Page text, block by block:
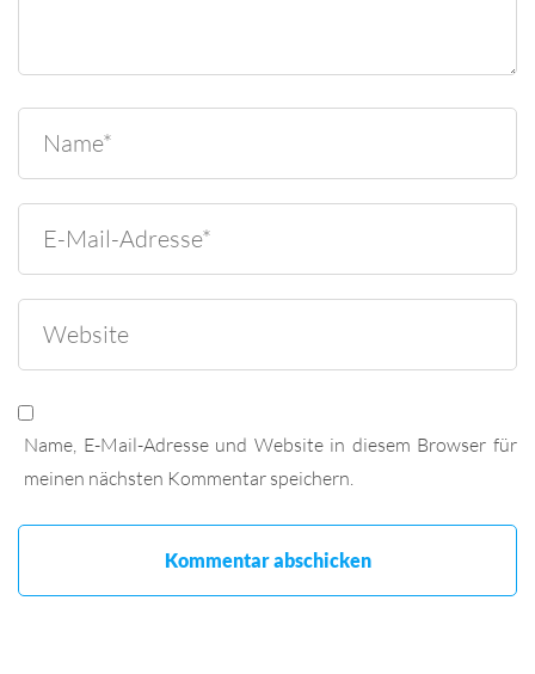
Name, E-Mail-Adresse und Website in diesem Browser für
meinen nächsten Kommentar speichern.